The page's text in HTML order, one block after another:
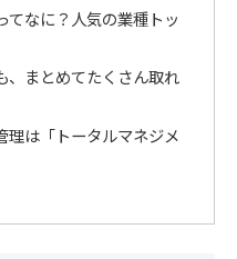
てなに？人気の業種トッ
、まとめてたくさん取れ
理は「トータルマネジメ